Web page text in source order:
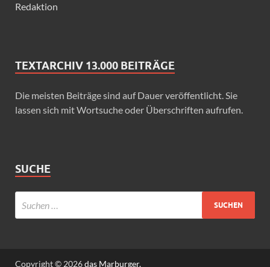
Redaktion
TEXTARCHIV 13.000 BEITRÄGE
Die meisten Beiträge sind auf Dauer veröffentlicht. Sie
lassen sich mit Wortsuche oder Überschriften aufrufen.
SUCHE
Copyright © 2026das Marburger.